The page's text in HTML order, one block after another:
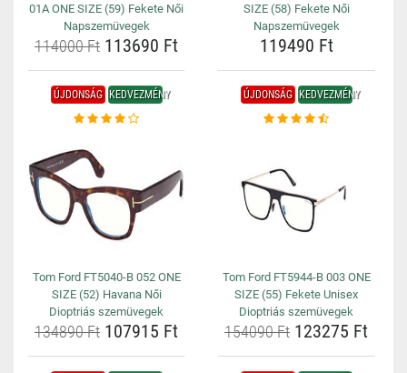
01A ONE SIZE (59) Fekete Női
Napszemüvegek
114000 Ft 113690 Ft
SIZE (58) Fekete Női
Napszemüvegek
119490 Ft
ÚJDONSÁG KEDVEZMÉNY
Tom Ford FT5040-B 052 ONE
SIZE (52) Havana Női
Dioptriás szemüvegek
134890 Ft 107915 Ft
ÚJDONSÁG KEDVEZMÉNY
Tom Ford FT5944-B 003 ONE
SIZE (55) Fekete Unisex
Dioptriás szemüvegek
154090 Ft 123275 Ft